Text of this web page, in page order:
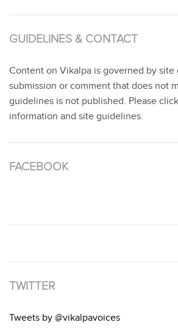
GUIDELINES & CONTACT
Content on Vikalpa is governed by
submission or comment that does not
guidelines is not published. Please click
information and site guidelines.
FACEBOOK
TWITTER
Tweets by @vikalpavoices